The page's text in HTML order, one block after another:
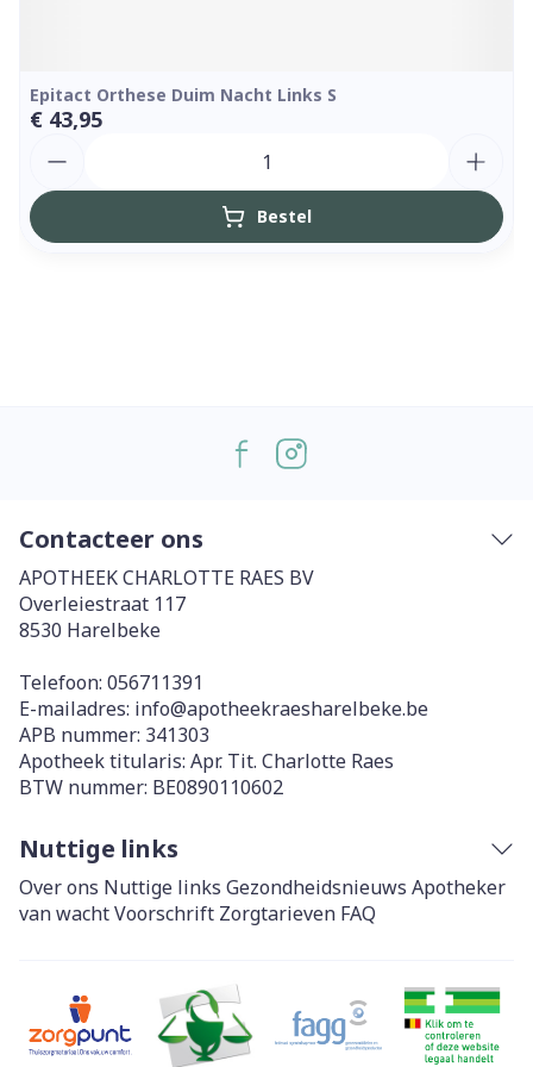
Epitact Orthese Duim Nacht Links S
€ 43,95
Bestel
Contacteer ons
APOTHEEK CHARLOTTE RAES BV
Overleiestraat 117
8530 Harelbeke
Telefoon: 056711391
E-mailadres: info@apotheekraesharelbeke.be
APB nummer: 341303
Apotheek titularis: Apr. Tit. Charlotte Raes
BTW nummer: BE0890110602
Nuttige links
Over ons Nuttige links Gezondheidsnieuws Apotheker
van wachtVoorschrift Zorgtarieven FAQ